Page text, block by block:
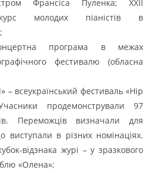
Франсіса Пуленка; XXII
молодих піаністів в
програма в межах
фестивалю (обласна
– всеукраїнський фестиваль «Hip
продемонстрували 97
Переможців визначали для
виступали в різних номінаціях.
відзнака журі – у зразкового
«Олена»;